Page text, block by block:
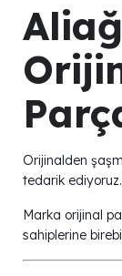
Orijinalden
tedarik ediyoruz.
Marka orijinal
sahiplerine